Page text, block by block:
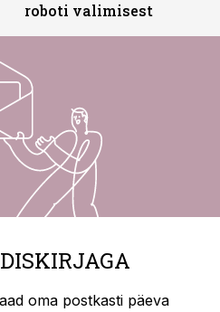
roboti valimisest
oma postkasti päeva